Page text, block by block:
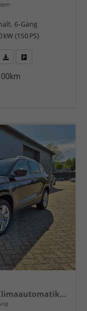
6-Gang
kW (150 PS)
Datei,
1.5 TSI 150PS DSG Selection Klimaautomatik Sitzheizung Lenkradheizung ACC PDC v+h Rückf.Kamera abg.Scheiben Apple CarPlay Android Auto 17"LM